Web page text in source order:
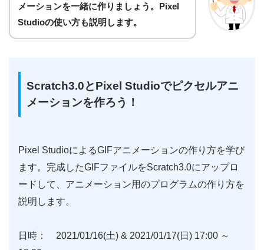
メーションを一緒に作りましょう。Pixel
Studioの使い方も説明します。
Scratch3.0とPixel Studioでピクセルアニ
メーションを作ろう！
Pixel StudioによるGIFアニメーションの作り方を学び
ます。完成したGIFファイルをScratch3.0にアップロ
ードして、アニメーション用のプログラムの作り方を
説明します。
日時： 2021/01/16(土) & 2021/01/17(日) 17:00 ～